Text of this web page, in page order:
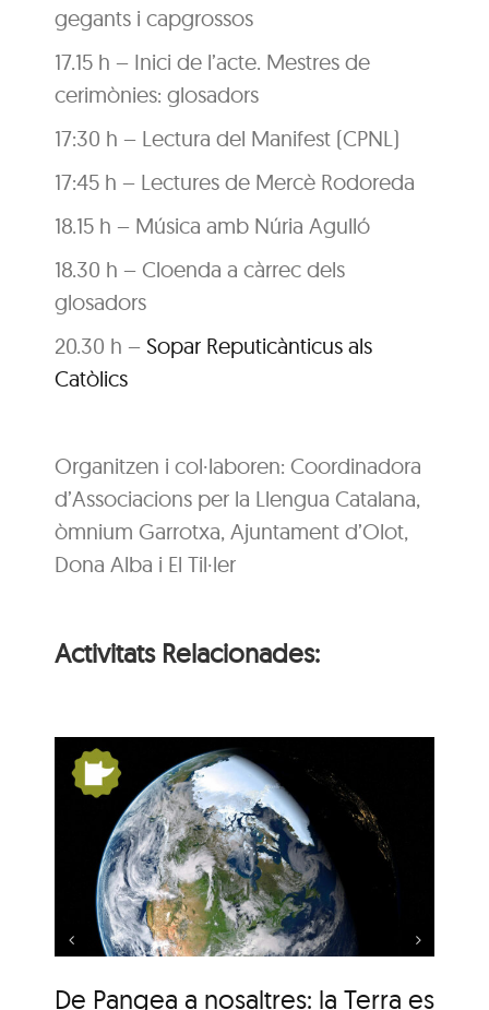
gegants i capgrossos
17.15 h – Inici de l’acte. Mestres de
cerimònies: glosadors
17:30 h – Lectura del Manifest (CPNL)
17:45 h – Lectures de Mercè Rodoreda
18.15 h – Música amb Núria Agulló
18.30 h – Cloenda a càrrec dels
glosadors
20.30 h – Sopar Reputicànticus als
Catòlics
Organitzen i col·laboren: Coordinadora
d’Associacions per la Llengua Catalana,
òmnium Garrotxa, Ajuntament d’Olot,
Dona Alba i El Til·ler
Activitats Relacionades:
De Pangea a nosaltres: la Terra es
De Pangea a nosaltres:
la Terra es mou